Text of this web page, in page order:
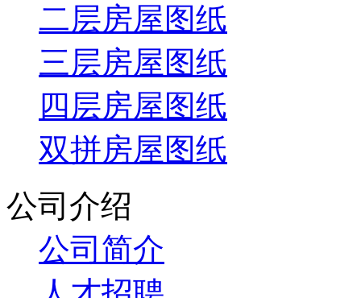
二层房屋图纸
三层房屋图纸
四层房屋图纸
双拼房屋图纸
公司介绍
公司简介